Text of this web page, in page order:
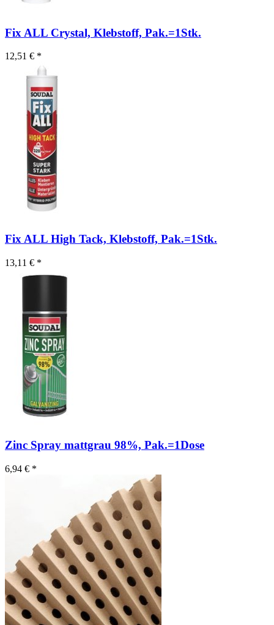
Fix ALL Crystal, Klebstoff, Pak.=1Stk.
12,51 € *
Fix ALL High Tack, Klebstoff, Pak.=1Stk.
13,11 € *
Zinc Spray mattgrau 98%, Pak.=1Dose
6,94 € *